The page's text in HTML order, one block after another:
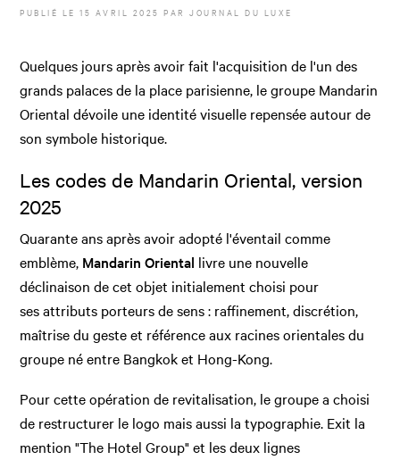
PUBLIÉ LE15 AVRIL 2025 PAR JOURNAL DU LUXE
Quelques jours après avoir fait l'acquisition de l'un des
grands palaces de la place parisienne, le groupe Mandarin
Oriental dévoile une identité visuelle repensée autour de
son symbole historique.
Les codes de Mandarin Oriental, version
2025
Quarante ans après avoir adopté l'éventail comme
emblème, Mandarin Oriental livre une nouvelle
déclinaison de cet objet initialement choisi pour
ses attributs porteurs de sens : raffinement, discrétion,
maîtrise du geste et référence aux racines orientales du
groupe né entre Bangkok et Hong-Kong.
Pour cette opération de revitalisation, le groupe a choisi
de restructurer le logo mais aussi la typographie. Exit la
mention "The Hotel Group" et les deux lignes